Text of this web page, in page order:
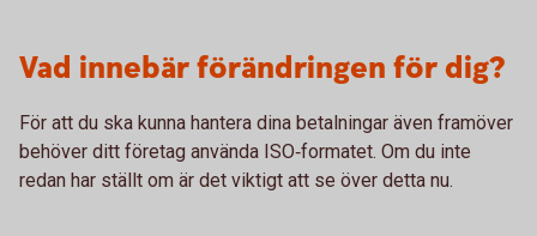
Vad innebär förändringen för dig?
För att du ska kunna hantera dina betalningar även framöver
behöver ditt företag använda ISO‑formatet. Om du inte
redan har ställt om är det viktigt att se över detta nu.